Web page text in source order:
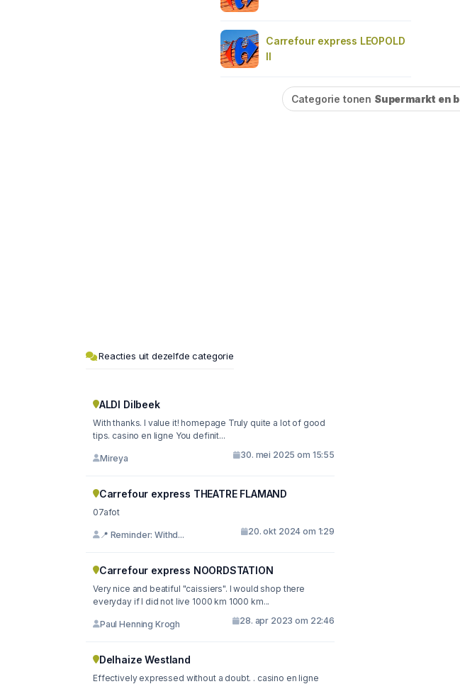
Carrefour express LEOPOLD
II
Categorie tonen Supermarkt en
Reacties uit dezelfde categorie
ALDI Dilbeek
With thanks. I value it! homepage Truly quite a lot of good
tips. casino en ligne You definit...
Mireya 30. mei 2025 om 15:55
Carrefour express THEATRE FLAMAND
07afot
📍 Reminder: Withd... 20. okt 2024 om 1:29
Carrefour express NOORDSTATION
Very nice and beatiful "caissiers". I would shop there
everyday if I did not live 1000 km 1000 km...
Paul Henning Krogh 28. apr 2023 om 22:46
Delhaize Westland
Effectively expressed without a doubt. . casino en ligne